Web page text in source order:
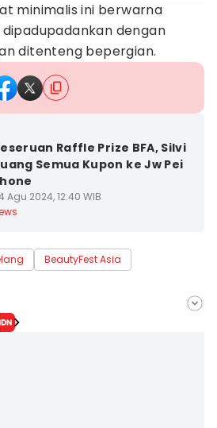
minimalis ini berwarna
dengan
ditenteng bepergian.
Raffle Prize BFA, Silvi
Semua Kupon ke Jw Pei
Agu 2024, 12:40 WIB
BeautyFest Asia